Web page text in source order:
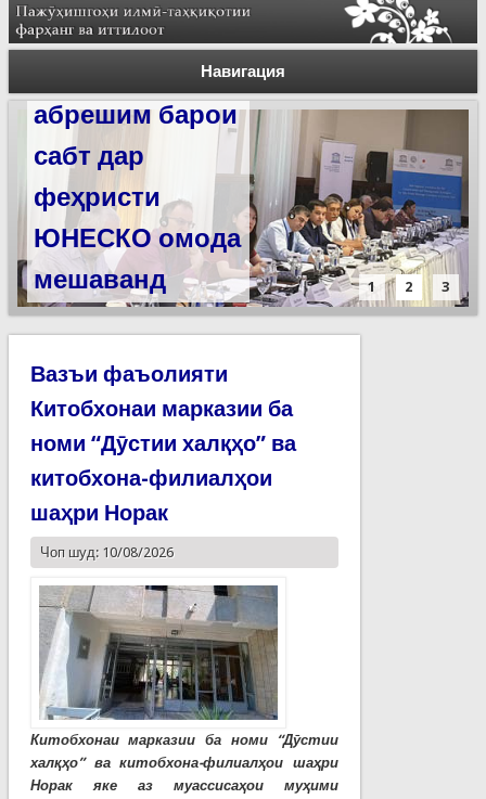
Навигация
Силсилаи
ёдгориҳои роҳи
абрешим барои
сабт дар
феҳристи
ЮНЕСКО омода
мешаванд
1 2 3
Вазъи фаъолияти
Китобхонаи марказии ба
номи “Дӯстии халқҳо” ва
китобхона-филиалҳои
шаҳри Норак
Чоп шуд: 10/08/2026
Китобхонаи марказии ба номи “Дӯстии
халқҳо” ва китобхона-филиалҳои шаҳри
Норак яке аз муассисаҳои муҳими